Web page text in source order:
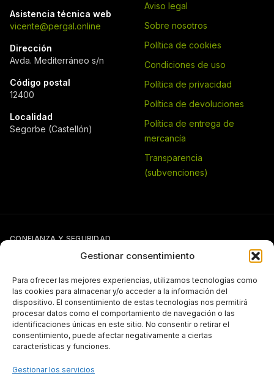
Gestionar consentimiento
Para ofrecer las mejores experiencias, utilizamos tecnologías como
las cookies para almacenar y/o acceder a la información del
dispositivo. El consentimiento de estas tecnologías nos permitirá
procesar datos como el comportamiento de navegación o las
identificaciones únicas en este sitio. No consentir o retirar el
consentimiento, puede afectar negativamente a ciertas
características y funciones.
Gestionar los servicios
Asistencia técnica web
vicente@pergal.online
Dirección
Avda. Mediterráneo s/n
Código postal
12400
Localidad
Segorbe (Castellón)
Aviso legal
Sobre nosotros
Política de cookies
Condiciones de uso
Política de privacidad
Política de devoluciones
Política de entrega de
mercancía
Transparencia
(subvenciones)
CONFIANZA Y SEGURIDAD
Si tienes otra forma de pago pactada con Pergal (giro, transferencia,
etc.), puedes seguir usándola con normalidad.
TRANSPARENCIA